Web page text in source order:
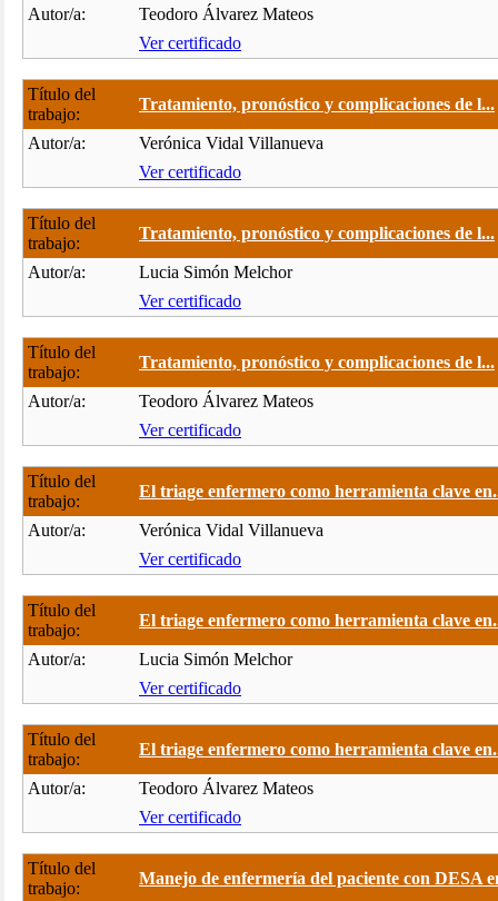
Autor/a:
Teodoro Álvarez Mateos
Ver certificado
Título del
trabajo:
Tratamiento, pronóstico y complicaciones de l...
Autor/a:
Verónica Vidal Villanueva
Ver certificado
Título del
trabajo:
Tratamiento, pronóstico y complicaciones de l...
Autor/a:
Lucia Simón Melchor
Ver certificado
Título del
trabajo:
Tratamiento, pronóstico y complicaciones de l...
Autor/a:
Teodoro Álvarez Mateos
Ver certificado
Título del
trabajo:
El triage enfermero como herramienta clave
Autor/a:
Verónica Vidal Villanueva
Ver certificado
Título del
trabajo:
El triage enfermero como herramienta clave
Autor/a:
Lucia Simón Melchor
Ver certificado
Título del
trabajo:
El triage enfermero como herramienta clave
Autor/a:
Teodoro Álvarez Mateos
Ver certificado
Título del
trabajo:
Manejo de enfermería del paciente con DESA